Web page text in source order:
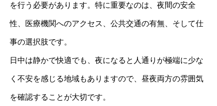
を行う必要があります。特に重要なのは、夜間の安全
性、医療機関へのアクセス、公共交通の有無、そして仕
事の選択肢です。
日中は静かで快適でも、夜になると人通りが極端に少な
く不安を感じる地域もありますので、昼夜両方の雰囲気
を確認することが大切です。